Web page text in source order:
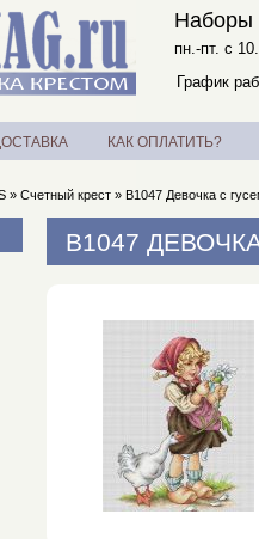
Наборы
пн.-пт. с
График
КАК ОПЛАТИТЬ?
» Счетный крест » B1047 Девочка с
B1047